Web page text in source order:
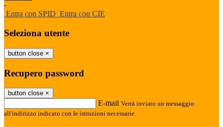
-
Entra con SPID Entra con CIE
Seleziona utente
button close ×
Recupero password
button close ×
E-mail Verrà inviato un messaggio
all'indirizzo indicato con le istruzioni necessarie.